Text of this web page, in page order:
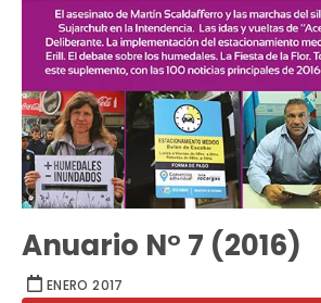
Anuario N° 7 (2016)
ENERO 2017